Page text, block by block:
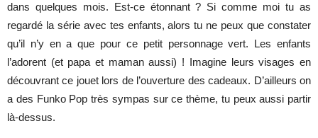
dans quelques mois. Est-ce étonnant ? Si comme moi tu as
regardé la série avec tes enfants, alors tu ne peux que constater
qu’il n’y en a que pour ce petit personnage vert. Les enfants
l’adorent (et papa et maman aussi) ! Imagine leurs visages en
découvrant ce jouet lors de l’ouverture des cadeaux. D’ailleurs on
a des Funko Pop très sympas sur ce thème, tu peux aussi partir
là-dessus.